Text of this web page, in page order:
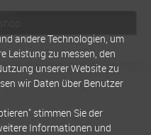
andere Technologien, um
Leistung zu messen, den
unserer Website zu
wir Daten über Benutzer
stimmen Sie der
Informationen und